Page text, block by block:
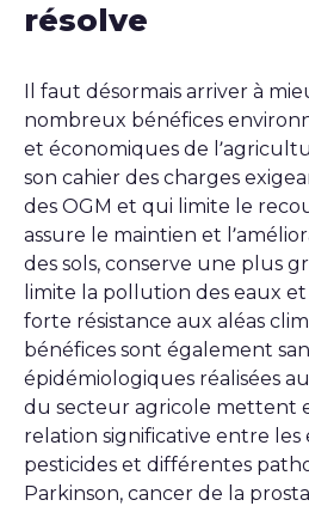
résolve
Il faut désormais arriver à
nombreux bénéfices
et économiques de
son cahier des charges
des OGM et qui limite le
assure le maintien et
des sols, conserve une plus
limite la pollution des eaux
forte résistance aux aléas
bénéfices sont également
épidémiologiques réalisées
du secteur agricole mettent
relation significative entre les
pesticides et différentes
Parkinson, cancer de la